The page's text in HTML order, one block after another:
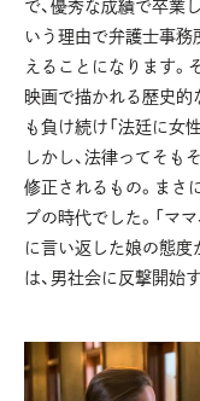
で、優秀な成績で卒業
いう理由で弁護士事務
えることになります。
映画で描かれる歴史的
も負け続け「法廷に女
しかし、法律ってそも
修正されるもの。まさ
ブの時代でした。「マ
に言い返した娘の態
は、男社会に反撃開始